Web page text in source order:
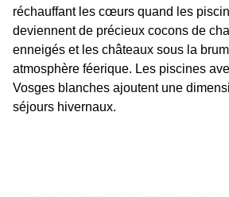
réchauffant les cœurs quand les
deviennent de précieux cocons de
enneigés et les châteaux sous la
atmosphère féerique. Les piscines
Vosges blanches ajoutent une
séjours hivernaux.